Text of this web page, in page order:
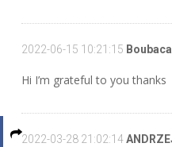
2022-06-15 10:21:15
Hi I’m grateful to you thanks
2022-03-28 21:02:14